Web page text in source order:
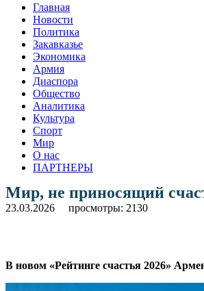
Главная
Новости
Политика
Закавказье
Экономика
Армия
Диаспора
Общество
Аналитика
Культура
Спорт
Мир
О нас
ПАРТНЕРЫ
Мир, не приносящий
23.03.2026 просмотры: 2130
В новом «Рейтинге счастья 2026»